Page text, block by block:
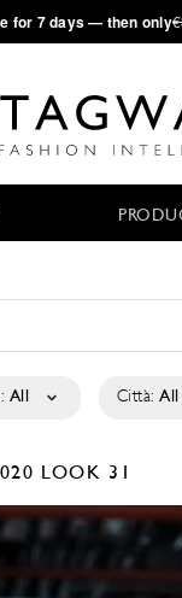
for 7 days — then only
All Città: All
LOOK 31